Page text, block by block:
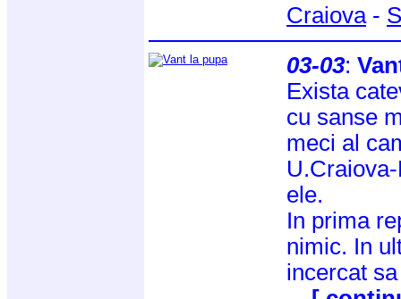
Craiova-
03-03:
Exista
cu sanse
meci al
ele.
In prima
nimic. In
incercat